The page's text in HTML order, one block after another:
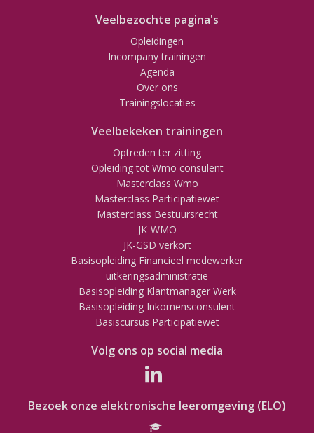
Veelbezochte pagina's
Opleidingen
Incompany trainingen
Agenda
Over ons
Trainingslocaties
Veelbekeken trainingen
Optreden ter zitting
Opleiding tot Wmo consulent
Masterclass Wmo
Masterclass Participatiewet
Masterclass Bestuursrecht
JK-WMO
JK-GSD verkort
Basisopleiding Financieel medewerker
uitkeringsadministratie
Basisopleiding Klantmanager Werk
Basisopleiding Inkomensconsulent
Basiscursus Participatiewet
Volg ons op social media
Bezoek onze elektronische leeromgeving (ELO)